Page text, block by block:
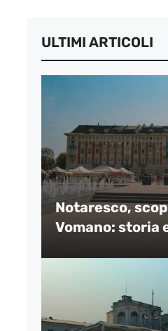
ULTIMI ARTICOLI
Notaresco,
Vomano: storia